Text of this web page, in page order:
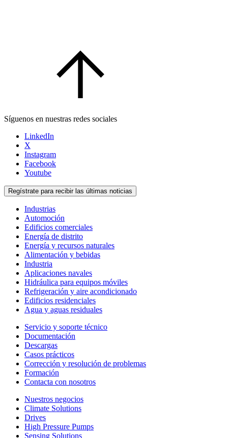
Síguenos en nuestras redes sociales
LinkedIn
X
Instagram
Facebook
Youtube
Regístrate para recibir las últimas noticias
Industrias
Automoción
Edificios comerciales
Energía de distrito
Energía y recursos naturales
Alimentación y bebidas
Industria
Aplicaciones navales
Hidráulica para equipos móviles
Refrigeración y aire acondicionado
Edificios residenciales
Agua y aguas residuales
Servicio y soporte técnico
Documentación
Descargas
Casos prácticos
Corrección y resolución de problemas
Formación
Contacta con nosotros
Nuestros negocios
Climate Solutions
Drives
High Pressure Pumps
Sensing Solutions